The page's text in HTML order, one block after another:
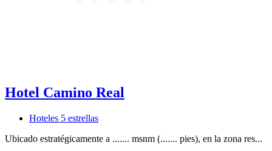
Hotel Camino Real
Hoteles 5 estrellas
Ubicado estratégicamente a ....... msnm (....... pies), en la zona res...